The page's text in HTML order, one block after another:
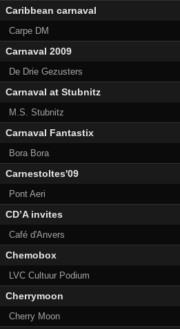
Caribbean carnaval
Carpe DM
Carnaval 2009
De Drie Gezusters
Carnaval at Stubnitz
M.S. Stubnitz
Carnaval Fantastix
Bora Bora
Carnestoltes'09
Pont Aeri
CD’A invites
Café d'Anvers
Chemobox
LVC Cultuur Podium
Cherrymoon
Cherry Moon